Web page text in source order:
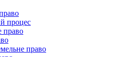
процес
право
право